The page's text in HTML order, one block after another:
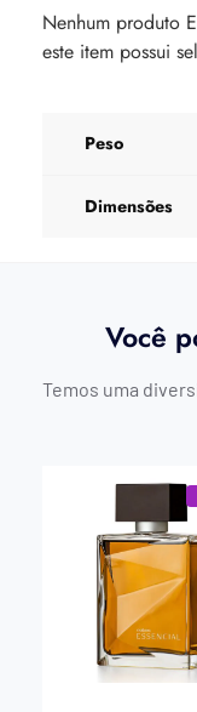
Nenhum produto
este item possui
Peso
Dimensões
Você
Temos uma